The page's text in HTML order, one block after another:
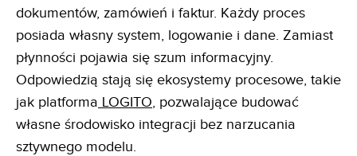
dokumentów, zamówień i faktur. Każdy proces
posiada własny system, logowanie i dane. Zamiast
płynności pojawia się szum informacyjny.
Odpowiedzią stają się ekosystemy procesowe, takie
jak platforma LOGITO, pozwalające budować
własne środowisko integracji bez narzucania
sztywnego modelu.